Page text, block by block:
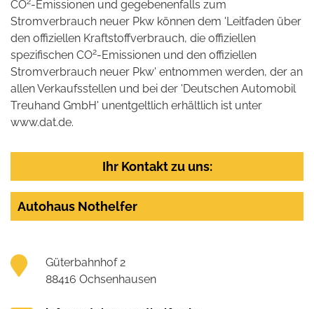
CO -Emissionen und gegebenenfalls zum
Stromverbrauch neuer Pkw können dem 'Leitfaden über
den offiziellen Kraftstoffverbrauch, die offiziellen
spezifischen CO2-Emissionen und den offiziellen
Stromverbrauch neuer Pkw' entnommen werden, der an
allen Verkaufsstellen und bei der 'Deutschen Automobil
Treuhand GmbH' unentgeltlich erhältlich ist unter
www.dat.de.
Ihr Kontakt zu uns:
Autohaus Nothelfer
Güterbahnhof 2
88416 Ochsenhausen